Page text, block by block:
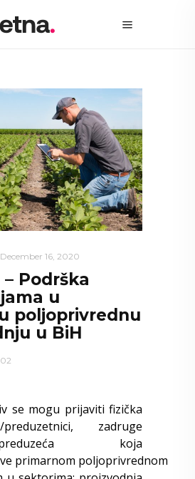
December 16, 2020
Podrška
u
poljoprivrednu
u BiH
se mogu prijaviti fizička
zadruge
koja
primarnom poljoprivrednom